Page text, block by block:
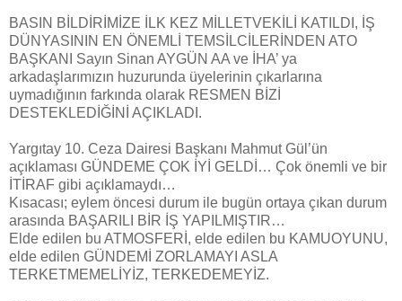
BASIN BİLDİRİMİZE İLK KEZ MİLLETVEKİLİ KATILDI, İŞ
DÜNYASININ EN ÖNEMLİ TEMSİLCİLERİNDEN ATO
BAŞKANI Sayın Sinan AYGÜN AA ve İHA’ ya
arkadaşlarımızın huzurunda üyelerinin çıkarlarına
uymadığının farkında olarak RESMEN BİZİ
DESTEKLEDİĞİNİ AÇIKLADI.
Yargıtay 10. Ceza Dairesi Başkanı Mahmut Gül’ün
açıklaması GÜNDEME ÇOK İYİ GELDİ… Çok önemli ve bir
İTİRAF gibi açıklamaydı…
Kısacası; eylem öncesi durum ile bugün ortaya çıkan durum
arasında BAŞARILI BİR İŞ YAPILMIŞTIR…
Elde edilen bu ATMOSFERİ, elde edilen bu KAMUOYUNU,
elde edilen GÜNDEMİ ZORLAMAYI ASLA
TERKETMEMELİYİZ, TERKEDEMEYİZ.